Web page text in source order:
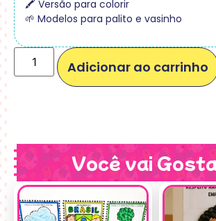
🖍️ Versão para colorir
🌱 Modelos para palito e vasinho
Adicionar ao carrinho
Você vai